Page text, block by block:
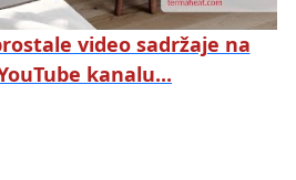
video sadržaje na
kanalu...